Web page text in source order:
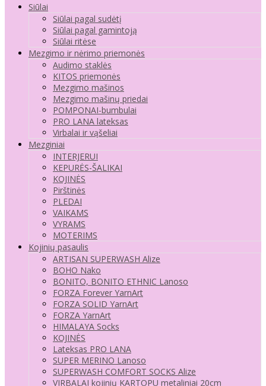
Siūlai
Siūlai pagal sudėtį
Siūlai pagal gamintoją
Siūlai ritėse
Mezgimo ir nėrimo priemonės
Audimo staklės
KITOS priemonės
Mezgimo mašinos
Mezgimo mašinų priedai
POMPONAI-bumbulai
PRO LANA lateksas
Virbalai ir vąšeliai
Mezginiai
INTERJERUI
KEPURĖS-ŠALIKAI
KOJINĖS
Pirštinės
PLEDAI
VAIKAMS
VYRAMS
MOTERIMS
Kojinių pasaulis
ARTISAN SUPERWASH Alize
BOHO Nako
BONITO, BONITO ETHNIC Lanoso
FORZA Forever YarnArt
FORZA SOLID YarnArt
FORZA YarnArt
HIMALAYA Socks
KOJINĖS
Lateksas PRO LANA
SUPER MERINO Lanoso
SUPERWASH COMFORT SOCKS Alize
VIRBALAI kojinių KARTOPU metaliniai 20cm